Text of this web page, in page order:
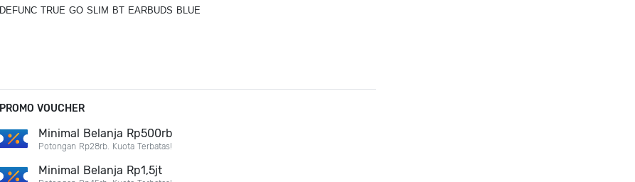
DEFUNC TRUE GO SLIM BT EARBUDS BLUE
PROMO VOUCHER
Minimal Belanja Rp500rb
Potongan Rp28rb. Kuota Terbatas!
Minimal Belanja Rp1,5jt